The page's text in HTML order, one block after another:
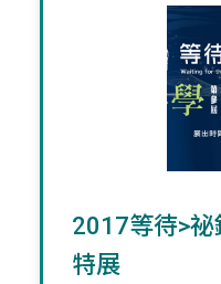
2017等待>
特展